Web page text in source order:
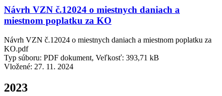
Návrh VZN č.12024 o miestnych daniach a
miestnom poplatku za KO
Návrh VZN č.12024 o miestnych daniach a miestnom poplatku za
KO.pdf
Typ súboru: PDF dokument, Veľkosť: 393,71 kB
Vložené: 27. 11. 2024
2023